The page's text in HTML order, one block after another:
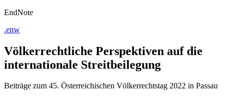
EndNote
.enw
Völkerrechtliche Perspektiven auf die
internationale Streitbeilegung
Beiträge zum 45. Österreichischen Völkerrechtstag 2022 in Passau